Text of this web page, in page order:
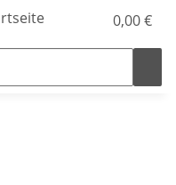
0,00 €